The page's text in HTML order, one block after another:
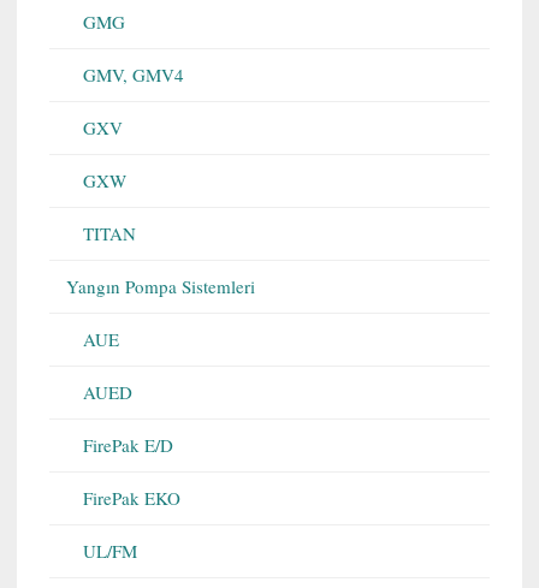
GMG
GMV, GMV4
GXV
GXW
TITAN
Yangın Pompa Sistemleri
AUE
AUED
FirePak E/D
FirePak EKO
UL/FM